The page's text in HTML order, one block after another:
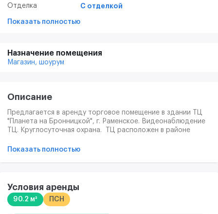
Отделка С отделкой
Показать полностью
Назначение помещения
Магазин, шоурум
Описание
Предлагается в аренду торговое помещение в здании ТЦ
"Планета на Бронницкой", г. Раменское. Видеонаблюдение
ТЦ. Круглосуточная охрана. ТЦ расположен в районе
населения. На фото представлена типовая отделка.
Показать полностью
Условия аренды
90.2 м² ПСН